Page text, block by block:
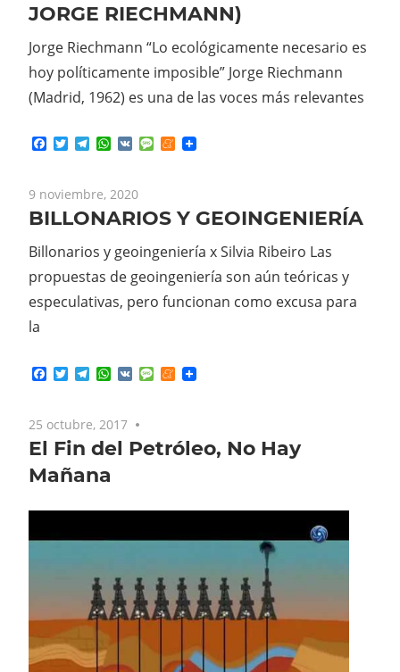
JORGE RIECHMANN)
Jorge Riechmann “Lo ecológicamente necesario es
hoy políticamente imposible” Jorge Riechmann
(Madrid, 1962) es una de las voces más relevantes
Facebook
TwitterTelegram
WhatsApp
VK MessageMeneame
9 noviembre, 2020
BILLONARIOS Y GEOINGENIERÍA
Billonarios y geoingeniería x Silvia Ribeiro Las
propuestas de geoingeniería son aún teóricas y
especulativas, pero funcionan como excusa para
la
Facebook
TwitterTelegram
WhatsApp
VK MessageMeneame
25 octubre, 2017
El Fin del Petróleo, No Hay
Mañana